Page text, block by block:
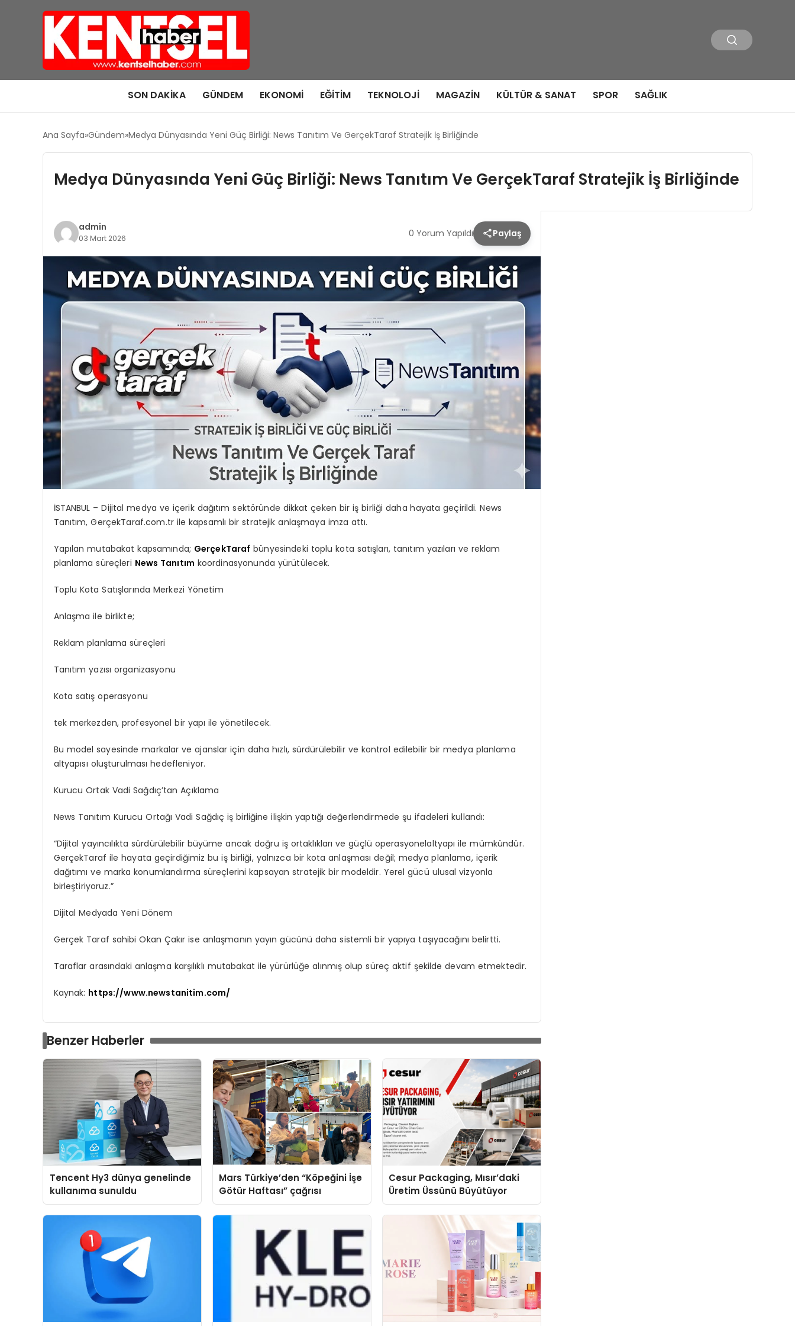
SON DAKIKA GÜNDEM EKONOMI EĞITIM TEKNOLOJI MAGAZIN KÜLTÜR & SANAT SPOR SAĞLIK
Ana Sayfa Gündem Medya Dünyasında Yeni Güç Birliği: News Tanıtım Ve GerçekTaraf Stratejik İş Birliğinde
Medya Dünyasında Yeni Güç Birliği: News Tanıtım Ve GerçekTaraf Stratejik İş Birliğinde
admin
03 Mart 2026 0 Yorum Yapıldı Paylaş
İSTANBUL – Dijital medya ve içerik dağıtım sektöründe dikkat çeken bir iş birliği daha hayata geçirildi. News
Tanıtım, GerçekTaraf.com.tr ile kapsamlı bir stratejik anlaşmaya imza attı.
Yapılan mutabakat kapsamında; GerçekTaraf bünyesindeki toplu kota satışları, tanıtım yazıları ve reklam
planlama süreçleri News Tanıtım koordinasyonunda yürütülecek.
Toplu Kota Satışlarında Merkezi Yönetim
Anlaşmaile birlikte;
Reklam planlama süreçleri
Tanıtım yazısı organizasyonu
Kota satış operasyonu
tekmerkezden, profesyonel bir yapı ile yönetilecek.
Bu model sayesinde markalar ve ajanslar için daha hızlı, sürdürülebilir ve kontrol edilebilir bir medya planlama
altyapısı oluşturulması hedefleniyor.
Kurucu Ortak Vadi Sağdıç’tan Açıklama
News Tanıtım Kurucu Ortağı Vadi Sağdıç iş birliğine ilişkin yaptığı değerlendirmede şu ifadeleri kullandı:
“Dijital yayıncılıkta sürdürülebilir büyüme ancak doğru iş ortaklıkları ve güçlü operasyonelaltyapı ile mümkündür.
GerçekTaraf ile hayata geçirdiğimiz bu iş birliği, yalnızca bir kota anlaşması değil; medya planlama, içerik
dağıtımı ve marka konumlandırma süreçlerini kapsayan stratejik bir modeldir. Yerel gücü ulusal vizyonla
birleştiriyoruz.”
Dijital Medyada Yeni Dönem
Gerçek Taraf sahibi Okan Çakır ise anlaşmanın yayın gücünü daha sistemli bir yapıya taşıyacağını belirtti.
Taraflar arasındaki anlaşma karşılıklı mutabakat ile yürürlüğe alınmış olup süreç aktif şekilde devam etmektedir.
Kaynak: https://www.newstanitim.com/
Benzer Haberler
Tencent Hy3 dünya genelinde
kullanıma sunuldu
Mars Türkiye’den “Köpeğini İşe
Götür Haftası” çağrısı
Cesur Packaging, Mısır’daki
Üretim Üssünü Büyütüyor